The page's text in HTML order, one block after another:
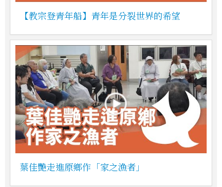
【教宗登青年船】青年是分裂世界的希望
葉佳艷走進原鄉作「家之漁者」